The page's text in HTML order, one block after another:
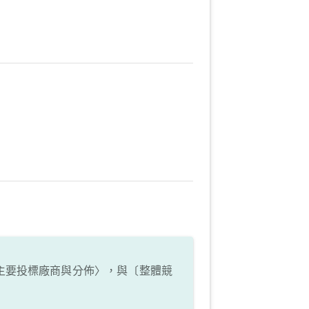
投標廠商與分佈〉，與〔整體競